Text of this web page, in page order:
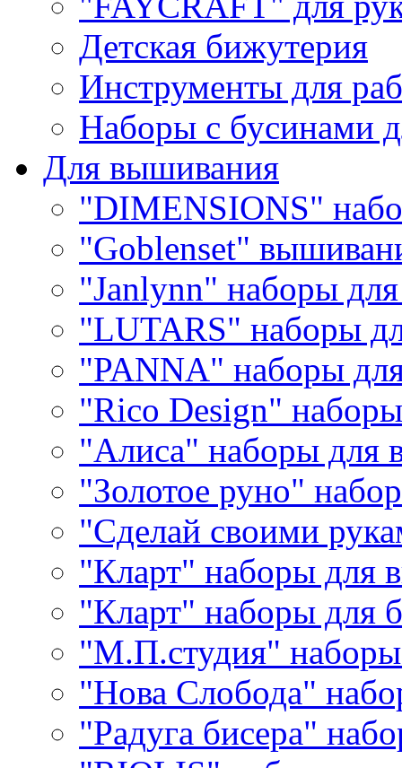
Детская бижутерия
Инструменты для
Наборы с бусинами
Для вышивания
"DIMENSIONS"
"Goblenset"
"Janlynn" наборы
"LUTARS" наборы
"PANNA" наборы
"Rico Design"
"Алиса" наборы для
"Золотое руно"
"Сделай своими
"Кларт" наборы для
"Кларт" наборы для
"М.П.студия"
"Нова Слобода"
"Радуга бисера"